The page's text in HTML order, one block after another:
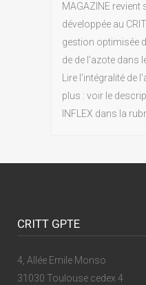
MAGAZINE revient
développée au
gestion optimisée
de de l’azote dans
Lire l'intégralité de
plus : voir le
INFLEX dans la
CRITT GPTE
4, Allée Emile Monso
31030 Toulouse cedex 4